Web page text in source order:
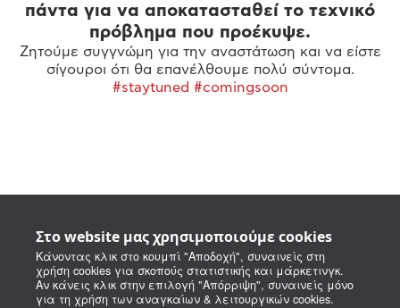
Στο website μας χρησιμοποιούμε cookies
Κάνοντας κλικ στο κουμπί "Αποδοχή", συναινείς στη
χρήση cookies για σκοπούς στατιστικής και μάρκετινγκ.
Αν κάνεις κλικ στην επιλογή "Απόρριψη", συναινείς μόνο
για τη χρήση των αναγκαίων & λειτουργικών cookies.
πάντα για να αποκατασταθεί το τεχνικό
πρόβλημα που προέκυψε.
Ζητούμε συγγνώμη για την αναστάτωση και να είστε
σίγουροι ότι θα επανέλθουμε πολύ σύντομα.
#staytuned #comingsoon